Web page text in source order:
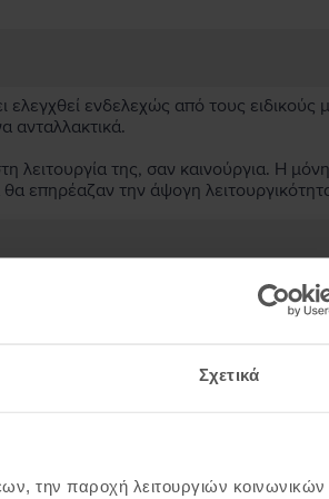
Σχετικά
την παροχή λειτουργιών κοινωνικών
ενδελεχώς από τους ειδικούς
ανταλλακτικά.
λειτουργία της, σαν καινούργια. Η
επηρέαζαν την άψογη